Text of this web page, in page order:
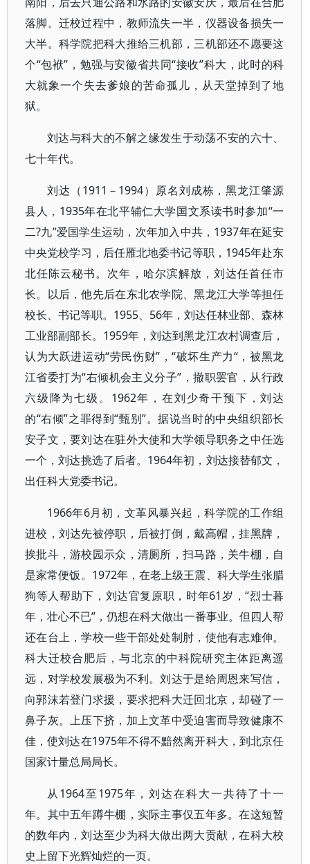
落脚。迁校过程中，教师流失一半，仪器设备损失一
大半。科学院把科大推给三机部，三机部还不愿要这
个“包袱”，勉强与安徽省共同“接收”科大，此时的科
大就象一个失去爹娘的苦命孤儿，从天堂掉到了地
狱。
刘达与科大的不解之缘发生于动荡不安的六十、
七十年代。
刘达（1911－1994）原名刘成栋，黑龙江肇源
县人，1935年在北平辅仁大学国文系读书时参加“一
二?九”爱国学生运动，次年加入中共，1937年在延安
中央党校学习，后任雁北地委书记等职，1945年赴东
北任陈云秘书。次年，哈尔滨解放，刘达任首任市
长。以后，他先后在东北农学院、黑龙江大学等担任
校长、书记等职。1955、56年，刘达任林业部、森林
工业部副部长。1959年，刘达到黑龙江农村调查后，
认为大跃进运动“劳民伤财”，“破坏生产力“，被黑龙
江省委打为“右倾机会主义分子”，撤职罢官，从行政
六级降为七级。1962年，在刘少奇干预下，刘达
的“右倾”之罪得到“甄别”。据说当时的中央组织部长
安子文，要刘达在驻外大使和大学领导职务之中任选
一个，刘达挑选了后者。1964年初，刘达接替郁文，
出任科大党委书记。
1966年6月初，文革风暴兴起，科学院的工作组
进校，刘达先被停职，后被打倒，戴高帽，挂黑牌，
挨批斗，游校园示众，清厕所，扫马路，关牛棚，自
是家常便饭。1972年，在老上级王震、科大学生张腊
狗等人帮助下，刘达官复原职，时年61岁，“烈士暮
年，壮心不已”，仍想在科大做出一番事业。但四人帮
还在台上，学校一些干部处处制肘，使他有志难伸。
科大迁校合肥后，与北京的中科院研究主体距离遥
远，对学校发展极为不利。刘达于是给周恩来写信，
向郭沫若登门求援，要求把科大迁回北京，却碰了一
鼻子灰。上压下挤，加上文革中受迫害而导致健康不
佳，使刘达在1975年不得不黯然离开科大，到北京任
国家计量总局局长。
从1964至1975年，刘达在科大一共待了十一
年。其中五年蹲牛棚，实际主事仅五年多。在这短暂
的数年内，刘达至少为科大做出两大贡献，在科大校
史上留下光辉灿烂的一页。